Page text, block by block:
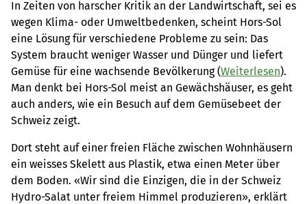
In Zeiten von harscher Kritik an der Landwirtschaft, sei es
wegen Klima- oder Umweltbedenken, scheint Hors-Sol
eine Lösung für verschiedene Probleme zu sein: Das
System braucht weniger Wasser und Dünger und liefert
Gemüse für eine wachsende Bevölkerung (Weiterlesen).
Man denkt bei Hors-Sol meist an Gewächshäuser, es geht
auch anders, wie ein Besuch auf dem Gemüsebeet der
Schweiz zeigt.
Dort steht auf einer freien Fläche zwischen Wohnhäusern
ein weisses Skelett aus Plastik, etwa einen Meter über
dem Boden. «Wir sind die Einzigen, die in der Schweiz
Hydro-Salat unter freiem Himmel produzieren», erklärt